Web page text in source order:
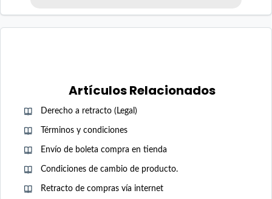
Artículos Relacionados
Derecho a retracto (Legal)
Términos y condiciones
Envío de boleta compra en tienda
Condiciones de cambio de producto.
Retracto de compras vía internet